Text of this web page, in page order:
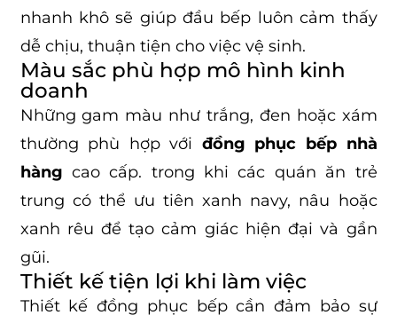
nhanh khô sẽ giúp đầu bếp luôn cảm thấy
dễ chịu, thuận tiện cho việc vệ sinh.
Màu sắc phù hợp mô hình kinh
doanh
Những gam màu như trắng, đen hoặc xám
thường phù hợp với đồng phục bếp nhà
hàng cao cấp. trong khi các quán ăn trẻ
trung có thể ưu tiên xanh navy, nâu hoặc
xanh rêu để tạo cảm giác hiện đại và gần
gũi.
Thiết kế tiện lợi khi làm việc
Thiết kế đồng phục bếp cần đảm bảo sự